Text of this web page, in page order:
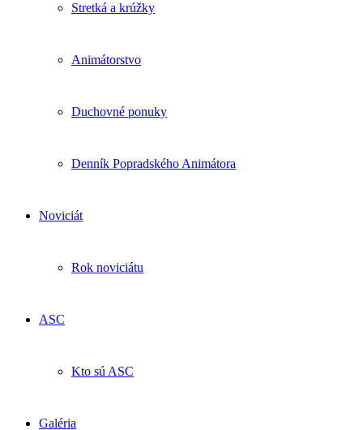
Stretká a krúžky
Animátorstvo
Duchovné ponuky
Denník Popradského Animátora
Noviciát
Rok noviciátu
ASC
Kto sú ASC
Galéria